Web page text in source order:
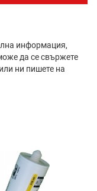
информация,
да се свържете
ни пишете на